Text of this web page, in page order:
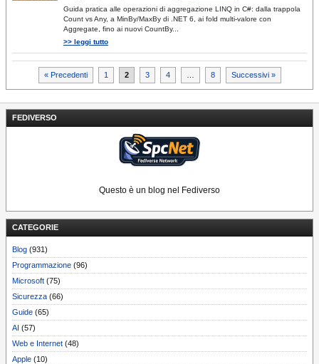
FEDIVERSO
Questo è un blog nel Fediverso
CATEGORIE
Blog (931)
Programmazione (96)
Microsoft (75)
Sicurezza (66)
Guide (65)
AI (57)
Web e Internet (48)
Apple (10)
Guida pratica alle operazioni di aggregazione LINQ in C#: dalla trappola
Count vs Any, a MinBy/MaxBy di .NET 6, ai fold multi-valore con
Aggregate, fino ai nuovi CountBy...
>> leggi tutto
Paginazione
degli
articoli
« Precedenti 1 2 3 4 8 Successivi »